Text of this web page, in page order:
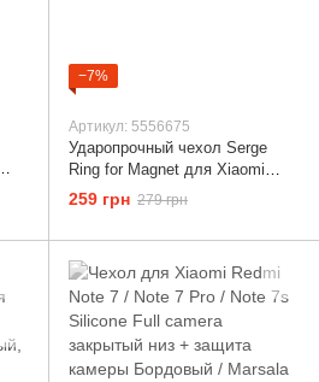
−7%
Артикул: 5556675
Ударопрочный чехол Serge
Ring for Magnet для Xiaomi
Redmi Note 7 Серебристый /
Противоударный,
259 грн 279 грн